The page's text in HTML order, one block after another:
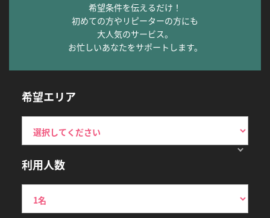
希望条件を伝えるだけ！
初めての方やリピーターの方にも
大人気のサービス。
お忙しいあなたをサポートします。
希望エリア
利用人数